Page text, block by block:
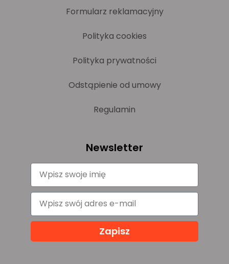
Formularz reklamacyjny
Polityka cookies
Polityka prywatności
Odstąpienie od umowy
Regulamin
Newsletter
Zapisz